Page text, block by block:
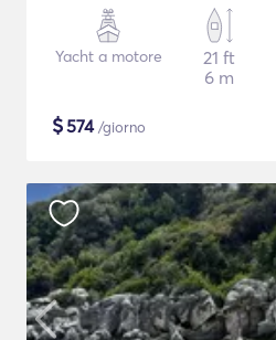
Yacht a motore
21 ft
6 m
$574/giorno